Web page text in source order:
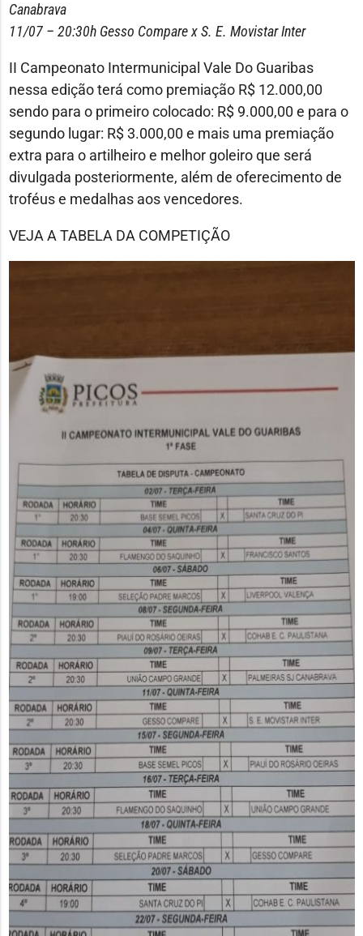
Canabrava
11/07 – 20:30h Gesso Compare x S. E. Movistar Inter
II Campeonato Intermunicipal Vale Do Guaribas
nessa edição terá como premiação R$ 12.000,00
sendo para o primeiro colocado: R$ 9.000,00 e para o
segundo lugar: R$ 3.000,00 e mais uma premiação
extra para o artilheiro e melhor goleiro que será
divulgada posteriormente, além de oferecimento de
troféus e medalhas aos vencedores.
VEJA A TABELA DA COMPETIÇÃO